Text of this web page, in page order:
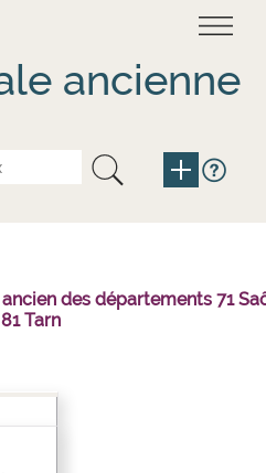
ancienne
des départements 71
Tarn